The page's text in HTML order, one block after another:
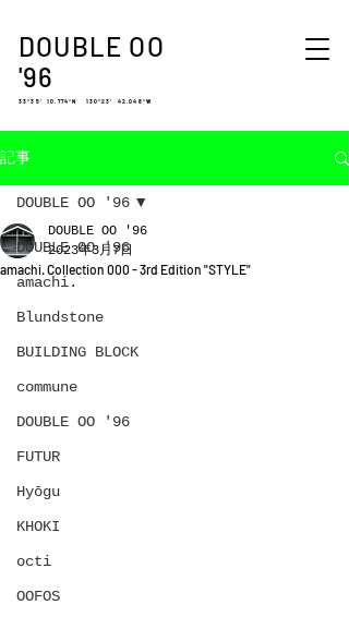
DOUBLE OO
'96
33°35′ 10.774″N 130°23′ 42.048″W
記事
DOUBLE OO '96
amachi.
Blundstone
BUILDING BLOCK
commune
DOUBLE OO '96
FUTUR
Hyōgu
KHOKI
octi
OOFOS
DOUBLE OO '96
amachi. Collection 000 - 3rd Edition "STYLE"
DOUBLE OO '96
2023年3月7日